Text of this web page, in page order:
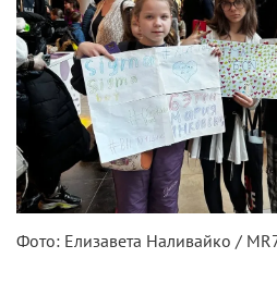
Фото: Елизавета Наливайко /